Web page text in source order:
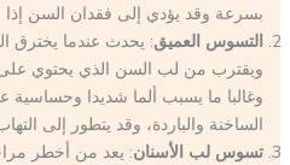
بسرعة وقد يؤدي إلى فقدان السن إذا
التسوس العميق: يحدث عندما يخترق
ويقترب من لب السن الذي يحتوي على
وغالبا ما يسبب ألما شديدا وحساسية
الساخنة والباردة، وقد يتطور إلى
تسوس لب الأسنان: يعد من أخطر